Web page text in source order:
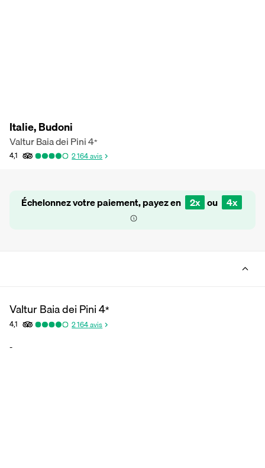
Italie, Budoni
Valtur Baia dei Pini4*
4,1 2 164avis
Échelonnez votre paiement, payez en 2x ou 4x
Valtur Baia dei Pini4*
4,1 2 164avis
-